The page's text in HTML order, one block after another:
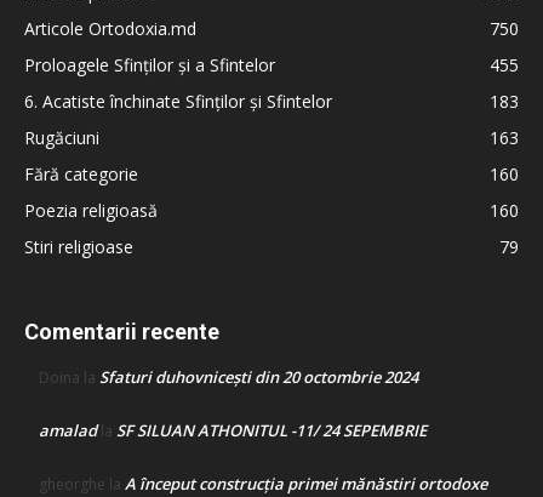
Articole Ortodoxia.md
750
Proloagele Sfinților și a Sfintelor
455
6. Acatiste închinate Sfinților și Sfintelor
183
Rugăciuni
163
Fără categorie
160
Poezia religioasă
160
Stiri religioase
79
Comentarii recente
Doina la Sfaturi duhovnicești din 20 octombrie 2024
amaladla SF SILUAN ATHONITUL -11/ 24 SEPEMBRIE
gheorghe la A început construcţia primei mănăstiri ortodoxe